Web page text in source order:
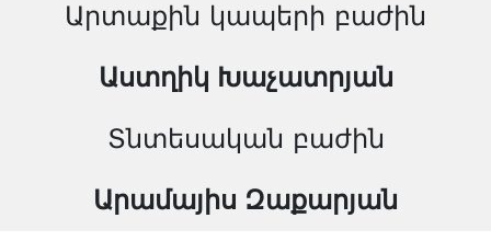
Արտաքին կապերի բաժին
Աստղիկ Խաչատրյան
Տնտեսական բաժին
Արամայիս Զաքարյան